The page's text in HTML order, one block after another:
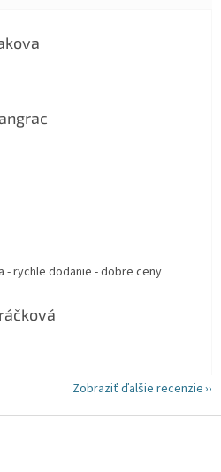
je 5 z 5 hviezdičiek.
je 5 z 5 hviezdičiek.
je 5 z 5 hviezdičiek.
- rychle dodanie - dobre ceny
je 5 z 5 hviezdičiek.
Zobraziť ďalšie recenzie